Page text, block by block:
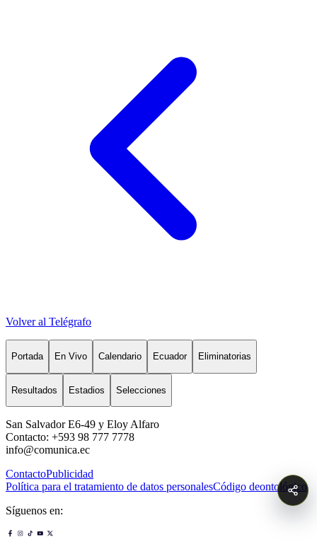
Volver al Telégrafo
Portada En Vivo Calendario Ecuador Eliminatorias
Resultados Estadios Selecciones
San Salvador E6-49 y Eloy Alfaro
Contacto: +593 98 777 7778
info@comunica.ec
ContactoPublicidad
Política para el tratamiento de datos personalesCódigo deontológico
Síguenos en: